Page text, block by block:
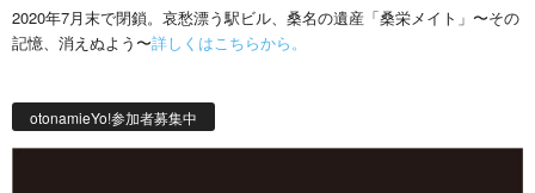
2020年7月末で閉鎖。哀愁漂う駅ビル、桑名の遺産「桑栄メイト」〜その
記憶、消えぬよう〜詳しくはこちらから。
otonamieYo!参加者募集中